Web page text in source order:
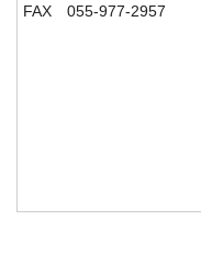
FAX 055-977-2957